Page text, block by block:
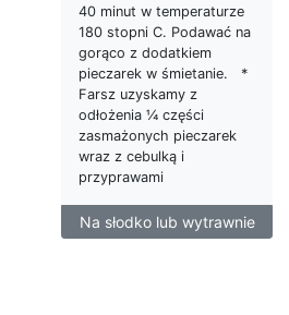
40 minut w temperaturze
180 stopni C. Podawać na
gorąco z dodatkiem
pieczarek w śmietanie. *
Farsz uzyskamy z
odłożenia ¼ części
zasmażonych pieczarek
wraz z cebulką i
przyprawami
Na słodko lub wytrawnie